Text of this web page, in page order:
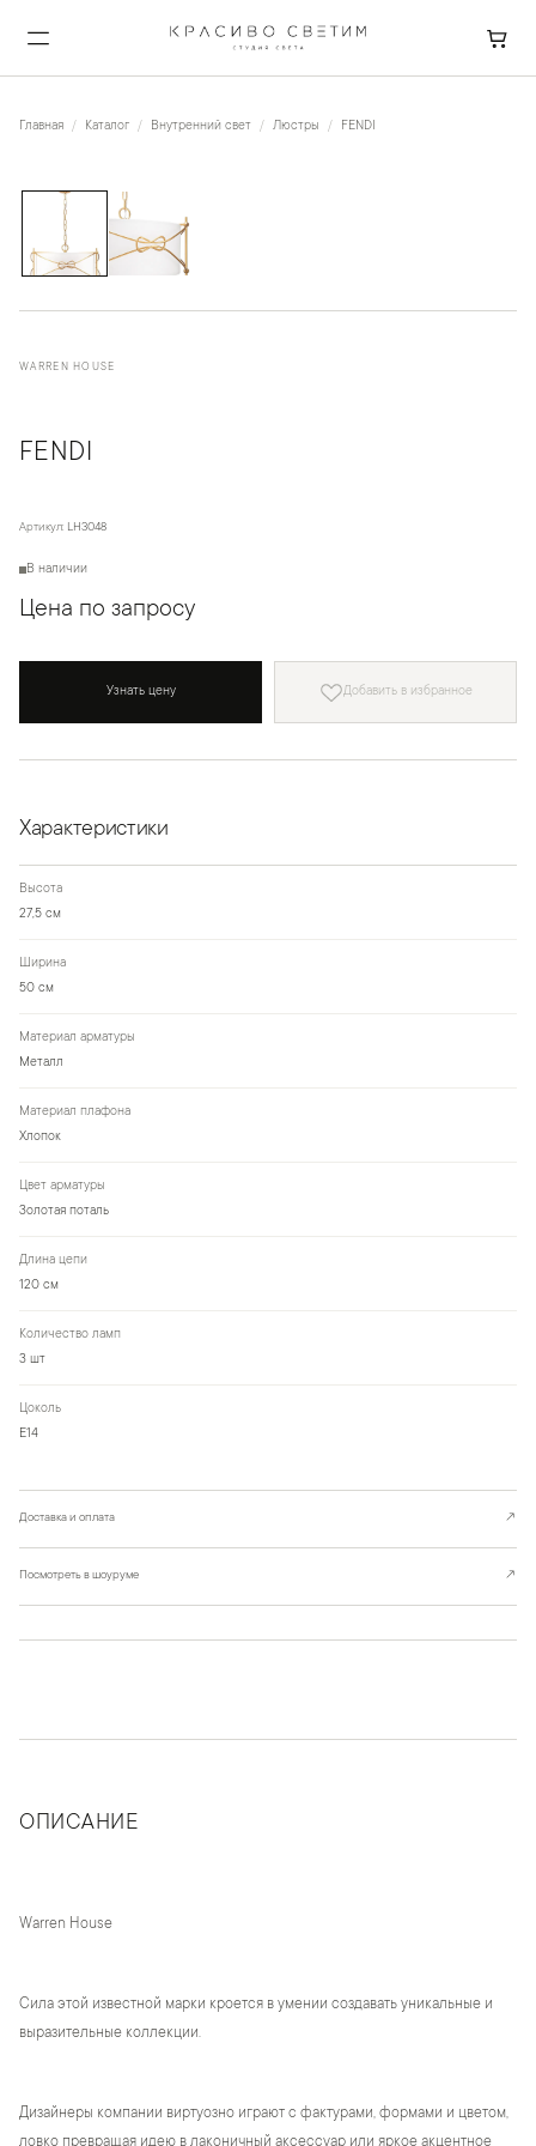
Главная Каталог Внутренний свет Люстры FENDI
WARREN HOUSE
FENDI
Артикул: LH3048
В наличии
Цена по запросу
Узнать цену Добавить в избранное
Характеристики
Высота
27,5 см
Ширина
50 см
Материал арматуры
Металл
Материал плафона
Хлопок
Цвет арматуры
Золотая поталь
Длина цепи
120 см
Количество ламп
3 шт
Цоколь
E14
Доставка и оплата ↗
Посмотреть в шоуруме ↗
ОПИСАНИЕ
Warren House
Сила этой известной марки кроется в умении создавать уникальные и
выразительные коллекции.
Дизайнеры компании виртуозно играют с фактурами, формами и цветом,
ловко превращая идею в лаконичный аксессуар или яркое акцентное